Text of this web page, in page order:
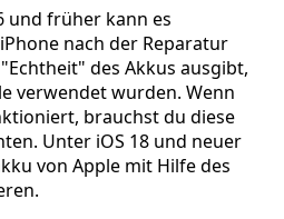
und früher kann es
nach der Reparatur
des Akkus ausgibt,
verwendet wurden. Wenn
brauchst du diese
Unter iOS 18 und neuer
von Apple mit Hilfe des